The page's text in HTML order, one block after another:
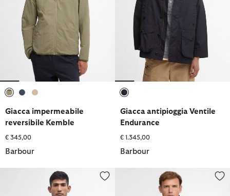
Giacca impermeabile
reversibile Kemble
€ 345,00
Barbour
Giacca antipioggia Ventile
Endurance
€ 1.345,00
Barbour
Giacca impermeabile Sander